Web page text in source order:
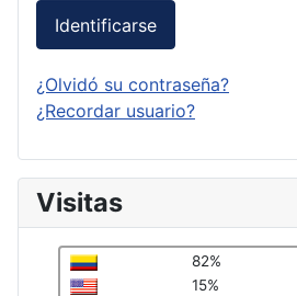
Identificarse
¿Olvidó su contraseña?
¿Recordar usuario?
Visitas
82%
15%